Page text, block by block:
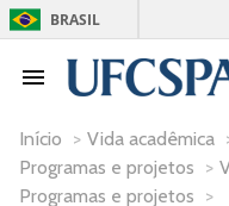
BRASIL
Início > Vida acadêmica
Programas e projetos >
Programas e projetos >